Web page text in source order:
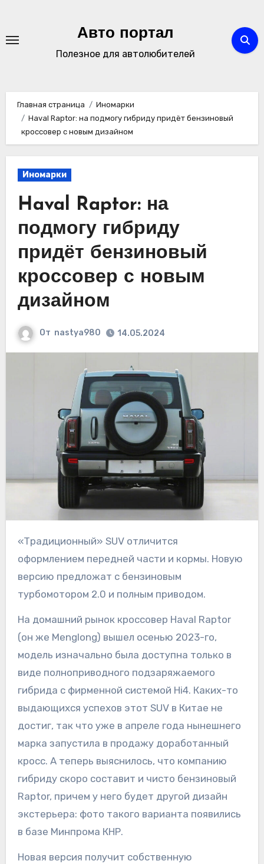
содержимому
Авто портал
Полезное для автолюбителей
Главная страница
Иномарки
Haval Raptor: на подмогу гибриду придёт бензиновый
кроссовер с новым дизайном
Иномарки
Haval Raptor: на
подмогу гибриду
придёт бензиновый
кроссовер с новым
дизайном
От nastya980 14.05.2024
«Традиционный» SUV отличится
оформлением передней части и кормы. Новую
версию предложат с бензиновым
турбомотором 2.0 и полным приводом.
На домашний рынок кроссовер Haval Raptor
(он же Menglong) вышел осенью 2023-го,
модель изначально была доступна только в
виде полноприводного подзаряжаемого
гибрида с фирменной системой Hi4. Каких-то
выдающихся успехов этот SUV в Китае не
достиг, так что уже в апреле года нынешнего
марка запустила в продажу доработанный
кросс. А теперь выяснилось, что компанию
гибриду скоро составит и чисто бензиновый
Raptor, причем у него будет другой дизайн
экстерьера: фото такого варианта появились
в базе Минпрома КНР.
Новая версия получит собственную